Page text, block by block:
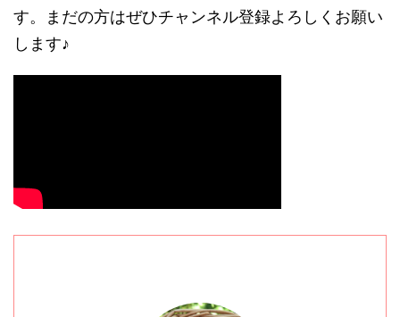
す。まだの方はぜひチャンネル登録よろしくお願い
します♪